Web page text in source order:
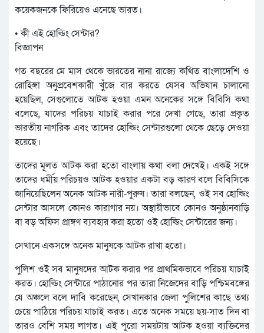
কয়েকজনকে ফিরিয়েও এনেছে ভারত।
• কী এই হোল্ডিং সেন্টার?
বিজ্ঞাপন
গত বছরের মে মাস থেকে ভারতের নানা রাজ্যে কথিত বাংলাদেশি ও
রোহিঙ্গা অনুপ্রবেশকারী খুঁজে বার করতে যেসব অভিযান চালানো
হয়েছিল, সেগুলোতে আটক হওয়া এমন অনেকের সঙ্গে বিবিসি কথা
বলেছে, যাদের পরিচয় যাচাই করার পরে দেখা গেছে, তারা প্রকৃত
ভারতীয় নাগরিক এবং তাদের হোল্ডিং সেন্টারগুলো থেকে ছেড়ে দেওয়া
হয়েছে।
তাদের মূলত আটক করা হতো বাংলায় কথা বলা দেখেই। একই সঙ্গে
তাদের ধর্মীয় পরিচয়ও আটক হওয়ার একটা বড় কারণ বলে বিবিসিকে
জানিয়েছিলেন অনেক আটক নারী-পুরুষ। তারা বলছেন, ওই সব হোল্ডিং
সেন্টার আসলে কোনও কারাগার নয়। অস্থায়ীভাবে কোনও অনুষ্ঠানবাড়ি
বা বড় অফিস প্রাঙ্গণ ব্যবহার করা হতো ওই হোল্ডিং সেন্টারের জন্য।
সেখানে একসঙ্গে অনেক মানুষকে আটক রাখা হতো।
পুলিশ ওই সব মানুষদের আটক করার পর প্রাথমিকভাবে পরিচয় যাচাই
করত। হোল্ডিং সেন্টারে পাঠানোর পর তারা নিজেদের বাড়ি পশ্চিমবঙ্গের
যে অঞ্চলে বলে দাবি করেছেন, সেখানকার জেলা পুলিশের কাছে তথ্য
চেয়ে পাঠিয়ে পরিচয় যাচাই করত। এতে অনেক সময়ে ছয়-সাত দিন বা
তারও বেশি সময় লাগত। এই পুরো সময়টায় আটক হওয়া ব্যক্তিদের